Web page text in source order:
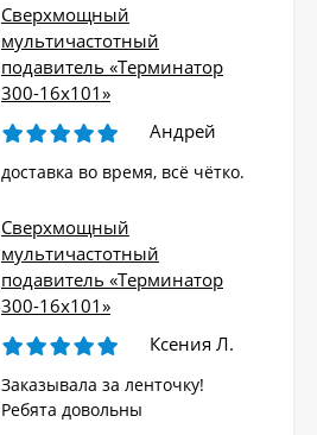
Сверхмощный
мультичастотный
подавитель «Терминатор
300-16х101»
Андрей
доставка во время, всё чётко.
Сверхмощный
мультичастотный
подавитель «Терминатор
300-16х101»
Ксения Л.
Заказывала за ленточку!
Ребята довольны